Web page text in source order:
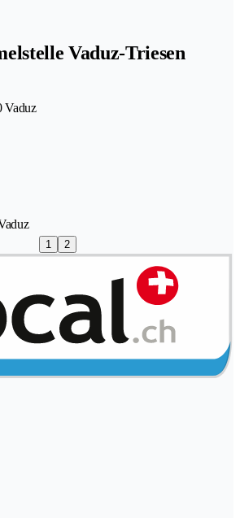
Vaduz-Triesen
Vaduz
1 2